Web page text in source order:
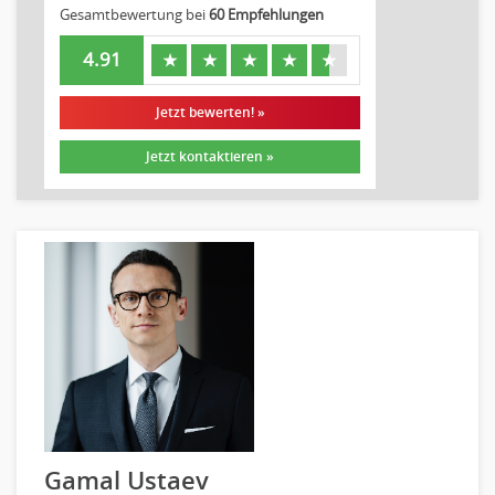
Wirtschaftsprüfung
Arbeitssicherheit
Montage
Elektrik, Sanitär, Heizung, Klima
Fertigung, Produktion
Handwerk, Dienstleistung & Fertigung Leitung, Teamleitung
Maler, Lackierer
Mechaniker
Metallhandwerk
Nahrungsmittelherstellung, -verarbeitung
Raumgestaltung
Reiseverkehr, Touristik
Sicherheitsdienste, Schutzdienste
Gesamtbewertung bei60 Empfehlungen
4.91 ★ ★ ★ ★ ★
Jetzt bewerten! »
Jetzt kontaktieren »
Gamal Ustaev